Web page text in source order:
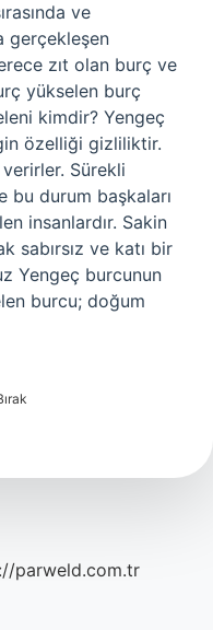
ve
gerçekleşen
zıt olan burç ve
yükselen burç
kimdir? Yengeç
özelliği gizliliktir.
Sürekli
bu durum başkaları
insanlardır. Sakin
sabırsız ve katı bir
Yengeç burcunun
burcu; doğum
parweld.com.tr